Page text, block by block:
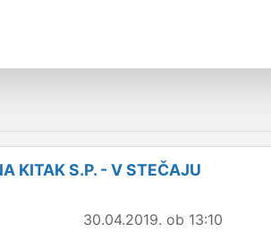
KITAK S.P. - V STEČAJU
30.04.2019. ob 13:10